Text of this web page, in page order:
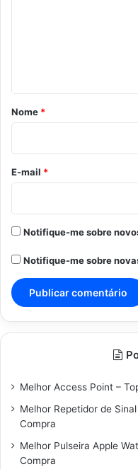
r
o
*
Nome *
E-mail *
Notifique-me sobre
Notifique-me sobre
Melhor Access Point –
Melhor Repetidor de
Compra
Melhor Pulseira Apple
Compra